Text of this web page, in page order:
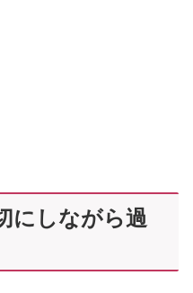
にしながら過